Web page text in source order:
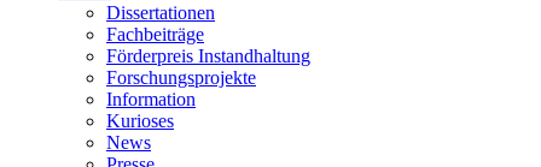
Dissertationen
Fachbeiträge
Förderpreis Instandhaltung
Forschungsprojekte
Information
Kurioses
News